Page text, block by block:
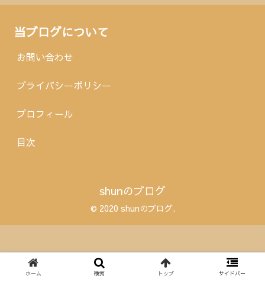
当ブログについて
お問い合わせ
プライバシーポリシー
プロフィール
目次
shunのブログ
© 2020 shunのブログ.
ホーム 検索 トップ サイドバー